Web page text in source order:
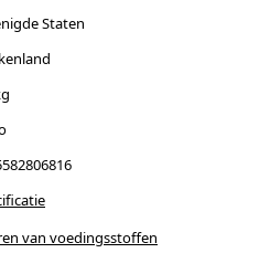
Staten
van voedingsstoffen